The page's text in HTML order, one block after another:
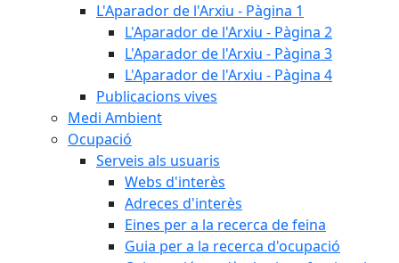
L'Aparador de l'Arxiu - Pàgina 1
L'Aparador de l'Arxiu - Pàgina 2
L'Aparador de l'Arxiu - Pàgina 3
L'Aparador de l'Arxiu - Pàgina 4
Publicacions vives
Medi Ambient
Ocupació
Serveis als usuaris
Webs d'interès
Adreces d'interès
Eines per a la recerca de feina
Guia per a la recerca d'ocupació